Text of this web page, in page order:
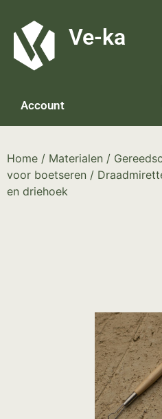
Ve-ka
Account
Home / Materialen /
voor boetseren /
en driehoek